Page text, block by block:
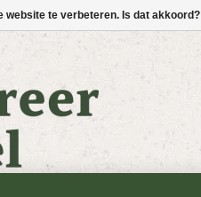
website te verbeteren. Is dat akkoord?